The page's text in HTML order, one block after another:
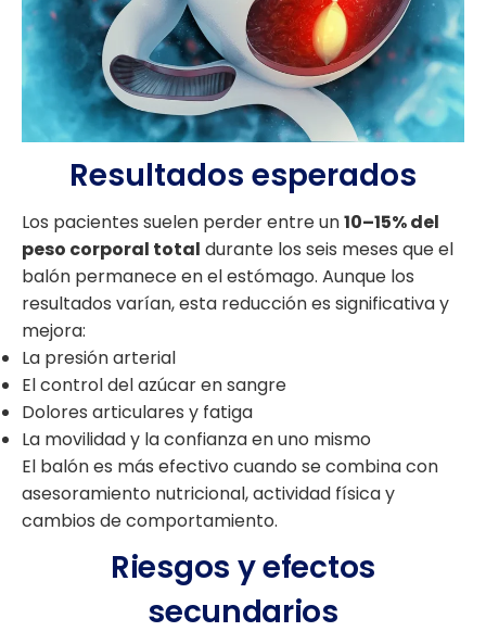
Resultados esperados
Los pacientes suelen perder entre un10–15% del
peso corporal total durante los seis meses que el
balón permanece en el estómago. Aunque los
resultados varían, esta reducción es significativa y
mejora:
La presión arterial
El control del azúcar en sangre
Dolores articulares y fatiga
La movilidad y la confianza en uno mismo
El balón es más efectivo cuando se combina con
asesoramiento nutricional, actividad física y
cambios de comportamiento.
Riesgos y efectos
secundarios